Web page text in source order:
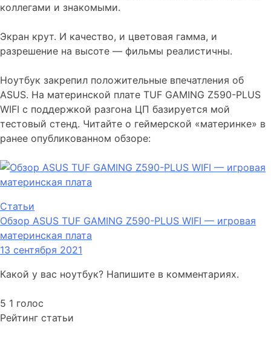
коллегами и знакомыми.
Экран крут. И качество, и цветовая гамма, и
разрешение на высоте — фильмы реалистичны.
Ноутбук закрепил положительные впечатления об
ASUS. На материнской плате TUF GAMING Z590-PLUS
WIFI с поддержкой разгона ЦП базируется мой
тестовый стенд. Читайте о геймерской «материнке» в
ранее опубликованном обзоре:
Статьи
Обзор ASUS TUF GAMING Z590-PLUS WIFI — игровая
материнская плата
13 сентября 2021
Какой у вас ноутбук? Напишите в комментариях.
5 1 голос
Рейтинг статьи